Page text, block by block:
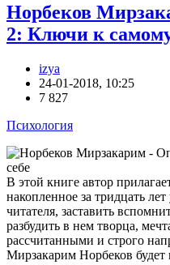
Норбеков
2: Ключи к
izya
24-01-2018, 10:25
7 827
Психология
В этой книге автор
накопленное за тридцать
читателя, заставить
разбудить в нем творца,
рассчитанными и строго
Мирзакарим Норбеков